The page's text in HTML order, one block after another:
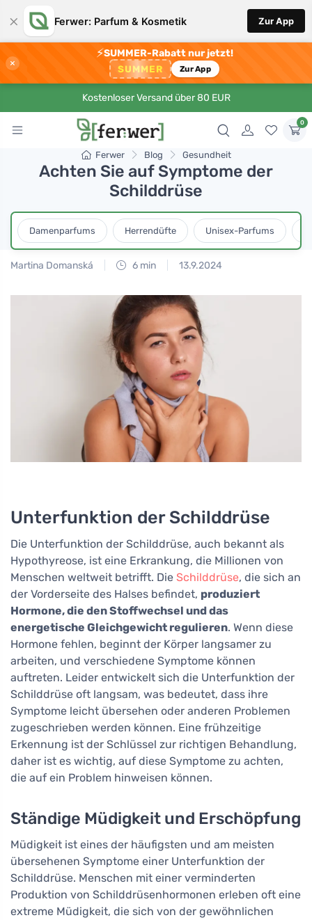
× Ferwer: Parfum & Kosmetik Zur App
×
⚡SUMMER-Rabatt nur jetzt!
SUMMER Zur App
Kostenloser Versand über 80 EUR
0
Ferwer Blog Gesundheit
Achten Sie auf Symptome der
Schilddrüse
Damenparfums Herrendüfte Unisex-Parfums
Martina Domanská 6 min 13.9.2024
Unterfunktion der Schilddrüse
Die Unterfunktion der Schilddrüse, auch bekannt als
Hypothyreose, ist eine Erkrankung, die Millionen von
Menschen weltweit betrifft. Die Schilddrüse, die sich an
der Vorderseite des Halses befindet, produziert
Hormone, die den Stoffwechsel und das
energetische Gleichgewicht regulieren. Wenn diese
Hormone fehlen, beginnt der Körper langsamer zu
arbeiten, und verschiedene Symptome können
auftreten. Leider entwickelt sich die Unterfunktion der
Schilddrüse oft langsam, was bedeutet, dass ihre
Symptome leicht übersehen oder anderen Problemen
zugeschrieben werden können. Eine frühzeitige
Erkennung ist der Schlüssel zur richtigen Behandlung,
daher ist es wichtig, auf diese Symptome zu achten,
die auf ein Problem hinweisen können.
Ständige Müdigkeit und Erschöpfung
Müdigkeit ist eines der häufigsten und am meisten
übersehenen Symptome einer Unterfunktion der
Schilddrüse. Menschen mit einer verminderten
Produktion von Schilddrüsenhormonen erleben oft eine
extreme Müdigkeit, die sich von der gewöhnlichen